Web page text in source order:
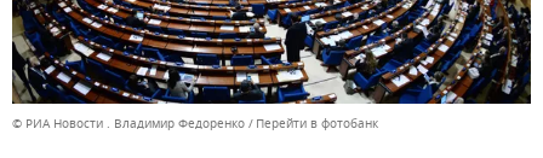
© РИА Новости . Владимир Федоренко Перейти в фотобанк